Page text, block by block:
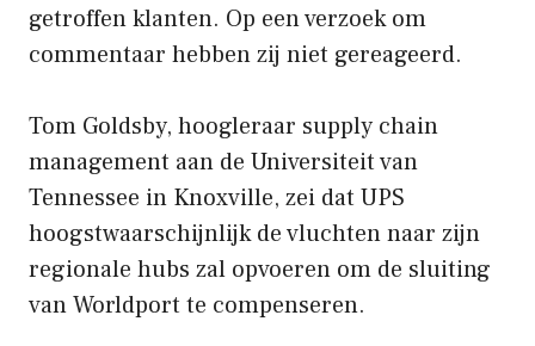
getroffen klanten. Op een verzoek om
commentaar hebben zij niet gereageerd.
Tom Goldsby, hoogleraar supply chain
management aan de Universiteit van
Tennessee in Knoxville, zei dat UPS
hoogstwaarschijnlijk de vluchten naar zijn
regionale hubs zal opvoeren om de sluiting
van Worldport te compenseren.